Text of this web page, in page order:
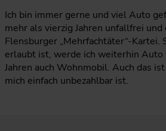
Ich bin immer gerne und viel Auto
mehr als vierzig Jahren unfallfrei
Flensburger „Mehrfachtäter“-Kartei.
erlaubt ist, werde ich weiterhin Auto
Jahren auch Wohnmobil. Auch das
mich einfach unbezahlbar ist.